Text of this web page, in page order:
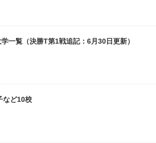
一覧（決勝T第1戦追記：6月30日更新）
など10校